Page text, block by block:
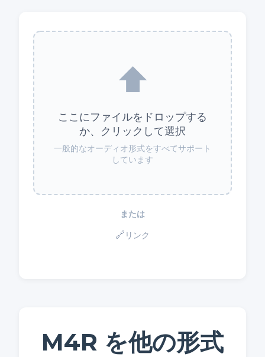
⬆️
ここにファイルをドロップする
か、クリックして選択
一般的なオーディオ形式をすべてサポート
しています
または
🔗 リンク
M4R を他の形式